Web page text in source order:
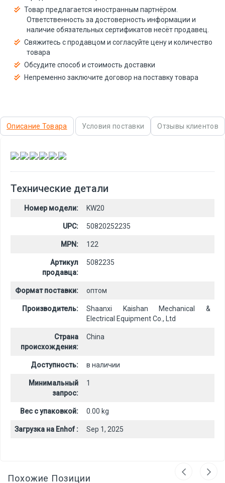
Товар предлагается иностранным партнёром.
Ответственность за достоверность информации и
наличие обязательных сертификатов несёт продавец.
Свяжитесь с продавцом и согласуйте цену и количество
товара
Обсудите способ и стоимость доставки
Непременно заключите договор на поставку товара
Описание Товара Условия поставки Отзывы клиентов
, , , , ,
Технические детали
Номер модели: KW20
UPC: 50820252235
MPN: 122
Артикул
продавца:
5082235
Формат поставки: оптом
Производитель:
Shaanxi Kaishan Mechanical &
Electrical Equipment Co., Ltd
Страна
происхождения:
China
Доступность: в наличии
Минимальный
запрос:
1
Вес с упаковкой: 0.00 kg
Загрузка на Enhof : Sep 1, 2025
Похожие Позиции